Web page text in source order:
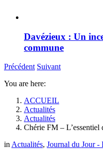
Davézieux : Un
commune
Précédent Suivant
You are here:
ACCUEIL
Actualités
Actualités
Chérie FM – L’essentiel
inActualités, Journal du Jour -